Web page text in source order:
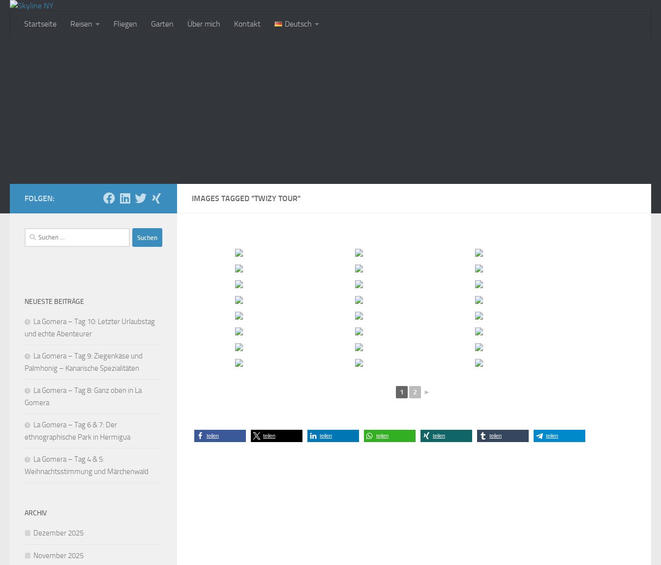
Startseite
Reisen Fliegen Garten Über mich Kontakt Deutsch
IMAGES TAGGED "TWIZY TOUR"
1 2 ►
teilen teilen teilen teilen teilen teilen teilen
FOLGEN:
Suchen
nach:
NEUESTE BEITRÄGE
La Gomera – Tag 10: Letzter Urlaubstag
und echte Abenteurer
La Gomera – Tag 9: Ziegenkäse und
Palmhonig – Kanarische Spezialitäten
La Gomera – Tag 8: Ganz oben in La
Gomera
La Gomera – Tag 6 & 7: Der
ethnographische Park in Hermigua
La Gomera – Tag 4 & 5:
Weihnachtsstimmung und Märchenwald
ARCHIV
Dezember 2025
November 2025